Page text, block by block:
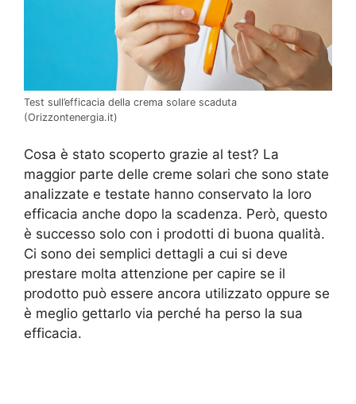
Test sull’efficacia della crema solare scaduta
(Orizzontenergia.it)
Cosa è stato scoperto grazie al test? La
maggior parte delle creme solari che sono state
analizzate e testate hanno conservato la loro
efficacia anche dopo la scadenza. Però, questo
è successo solo con i prodotti di buona qualità.
Ci sono dei semplici dettagli a cui si deve
prestare molta attenzione per capire se il
prodotto può essere ancora utilizzato oppure se
è meglio gettarlo via perché ha perso la sua
efficacia.